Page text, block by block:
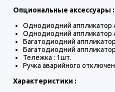
Опциональные аксессуары :
Однодиодний аппликатор
Однодиодний аппликатор
Багатодиодний
Багатодиодний
Тележка : 1шт.
Ручка аварийного
Характеристики :